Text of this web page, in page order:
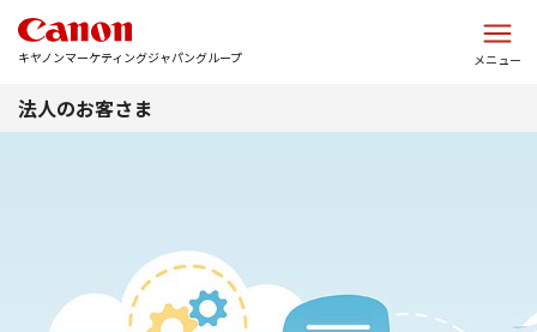
キヤノンマーケティングジャパングループ メニュー
法人のお客さま